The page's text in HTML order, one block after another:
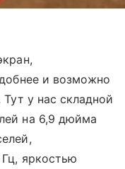
и возможно
у нас складной
на 6,9 дюйма
яркостью